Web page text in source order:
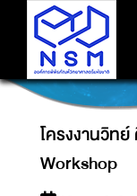
โครงงานวิท
โครงงานวิท
Workshop